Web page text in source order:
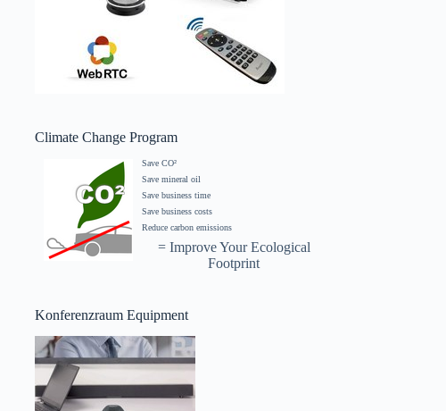
Climate Change Program
Save CO²
Save mineral oil
Save business time
Save business costs
Reduce carbon emissions
= Improve Your Ecological
Footprint
Konferenzraum Equipment